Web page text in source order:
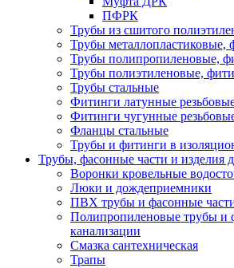
ПФРК
Трубы из сшитого
Трубы металлопластиковые,
Трубы полипропиленовые,
Трубы полиэтиленовые,
Трубы стальные
Фитинги латунные
Фитинги чугунные
Фланцы стальные
Трубы и фитинги в
Трубы, фасонные части и изделия
Воронки кровельные
Люки и дождеприемники
ПВХ трубы и фасонные
Полипропиленовые трубы и
канализации
Смазка сантехническая
Трапы